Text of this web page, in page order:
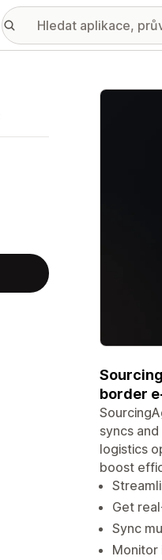
Galerie
border
syncs
logistics
boost
Get
Sync
Monitor